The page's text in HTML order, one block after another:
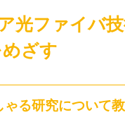
光ファイバ
ざす
る研究について